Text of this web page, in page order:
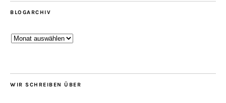
BLOGARCHIV
Blogarchiv
WIR SCHREIBEN ÜBER